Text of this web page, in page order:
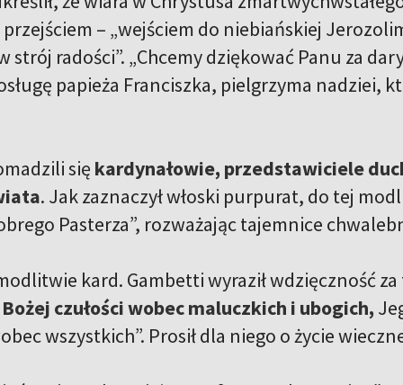
– „wejściem do niebiańskiej
strój radości”. „Chcemy dziękować Panu za
papieża Franciszka, pielgrzyma nadziei,
się kardynałowie, przedstawiciele
. Jak zaznaczył włoski purpurat, do tej
Pasterza”, rozważając tajemnice
kard. Gambetti wyraził wdzięczność za
czułości wobec maluczkich i ubogich,
wszystkich”. Prosił dla niego o życie